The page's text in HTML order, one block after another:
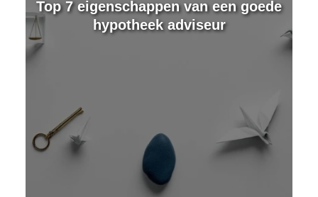
Top 7 eigenschappen van een goede
hypotheek adviseur